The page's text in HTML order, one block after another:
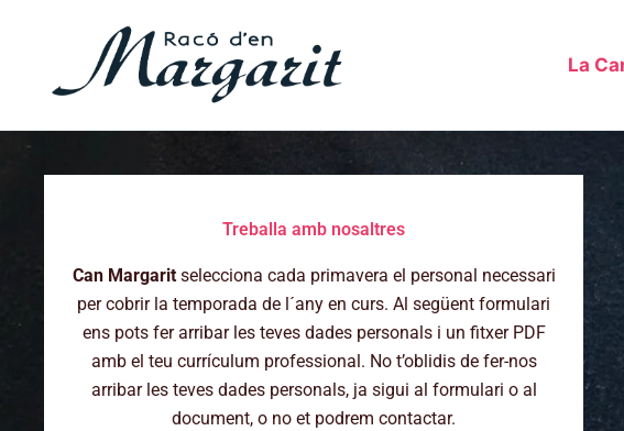
La
Treballa amb nosaltres
Can Margaritselecciona cada primavera el personal necessari
per cobrir la temporada de l´any en curs. Al següent formulari
ens pots fer arribar les teves dades personals i un fitxer PDF
amb el teu currículum professional. No t’oblidis de fer-nos
arribar les teves dades personals, ja sigui al formulari o al
document, o no et podrem contactar.